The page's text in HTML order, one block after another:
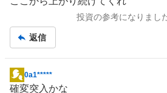
板
投資の参考になりまし
返信
掲
0a1*****
確変突入かな